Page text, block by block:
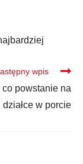
wpis
powstanie na
działce w porcie